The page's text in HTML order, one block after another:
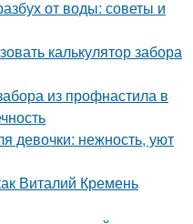
от воды: советы и
калькулятор забора
из профнастила в
девочки: нежность, уют
Виталий Кремень